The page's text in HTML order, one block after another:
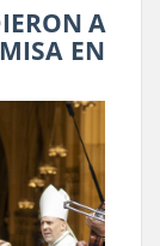
A
EN